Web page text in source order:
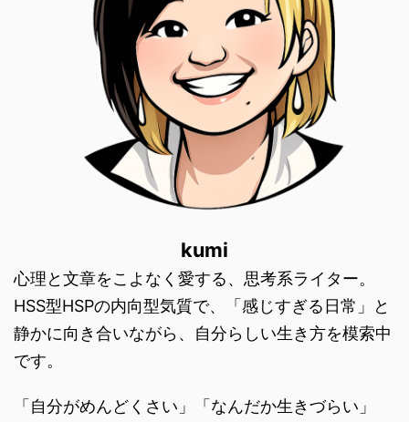
kumi
心理と文章をこよなく愛する、思考系ライター。
HSS型HSPの内向型気質で、「感じすぎる日常」と
静かに向き合いながら、自分らしい生き方を模索中
です。
「自分がめんどくさい」「なんだか生きづらい」